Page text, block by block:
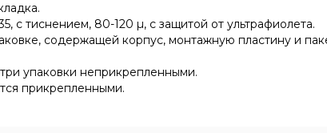
с тиснением, 80-120 µ, с защитой от ультрафиолета.
содержащей корпус, монтажную пластину и
упаковки неприкрепленными.
прикрепленными.